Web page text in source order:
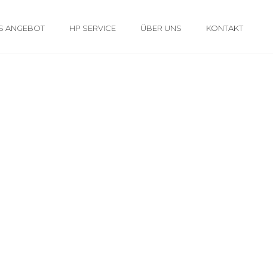
ANGEBOT HP SERVICE ÜBER UNS KONTAKT